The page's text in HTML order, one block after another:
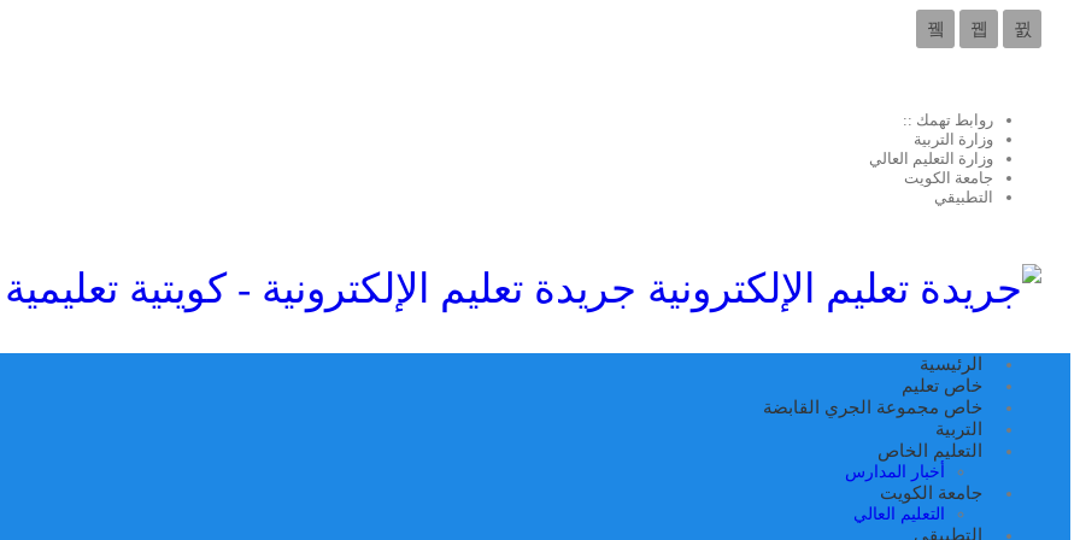
روابط تهمك ::
وزارة التربية
وزارة التعليم العالي
جامعة الكويت
التطبيقي
جريدة تعليم الإلكترونية - كويتية
الرئيسية
خاص تعليم
خاص مجموعة الجري القابضة
التربية
التعليم الخاص
أخبار المدارس
جامعة الكويت
التعليم العالي
التطبيقي